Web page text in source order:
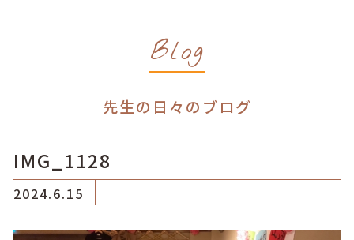
Blog
先生の日々のブログ
IMG_1128
2024.6.15